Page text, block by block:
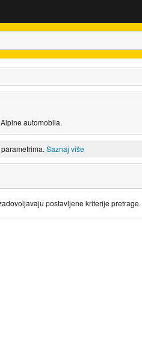
automobila.
Saznaj više
postavljene kriterije pretrage.